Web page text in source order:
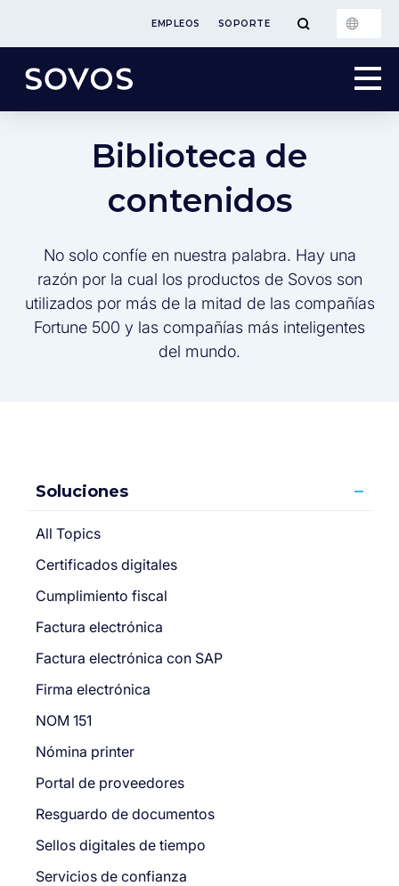
EMPLEOS SOPORTE
Biblioteca de
contenidos
No solo confíe en nuestra palabra. Hay una
razón por la cual los productos de Sovos son
utilizados por más de la mitad de las compañías
Fortune 500 y las compañías más inteligentes
del mundo.
Soluciones
All Topics
Certificados digitales
Cumplimiento fiscal
Factura electrónica
Factura electrónica con SAP
Firma electrónica
NOM 151
Nómina printer
Portal de proveedores
Resguardo de documentos
Sellos digitales de tiempo
Servicios de confianza